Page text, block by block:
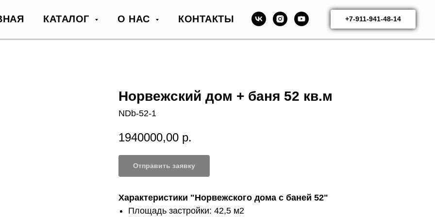
КАТАЛОГ О НАС КОНТАКТЫ +7-911-941-48-14
Норвежский дом + баня 52 кв.м
NDb-52-1
1940000,00 р.
Отправить заявку
Характеристики "Норвежского дома с баней 52"
Площадь застройки: 42,5 м2